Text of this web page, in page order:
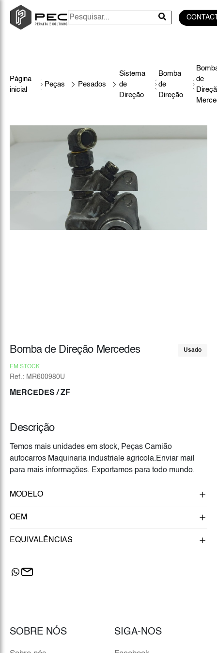
Página
inicial
Peças Pesados
Sistema
de
Direção
Bomba
de
Direção
de
Usado
Bomba de Direção Mercedes
EM STOCK
Ref.: MR600980U
MERCEDES / ZF
Descrição
Temos mais unidades em stock, Peças Camião
autocarros Maquinaria industriale agricola.Enviar mail
para mais informações. Exportamos para todo mundo.
MODELO
OEM
EQUIVALÊNCIAS
SOBRE NÓS SIGA-NOS